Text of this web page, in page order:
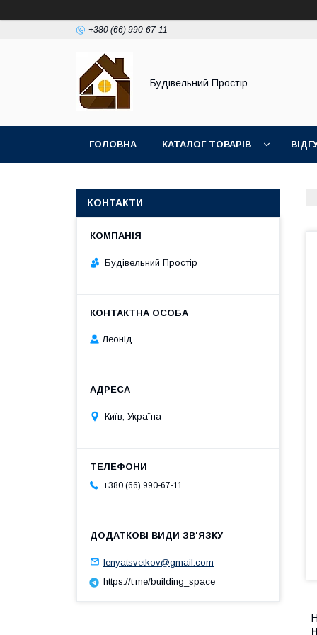
+380 (66) 990-67-11
Будівельний Простір
ГОЛОВНА КАТАЛОГ ТОВАРІВ
КОНТАКТИ
Будівельний Простір
Леонід
Київ, Україна
+380 (66) 990-67-11
lenyatsvetkov@gmail.com
https://t.me/building_space